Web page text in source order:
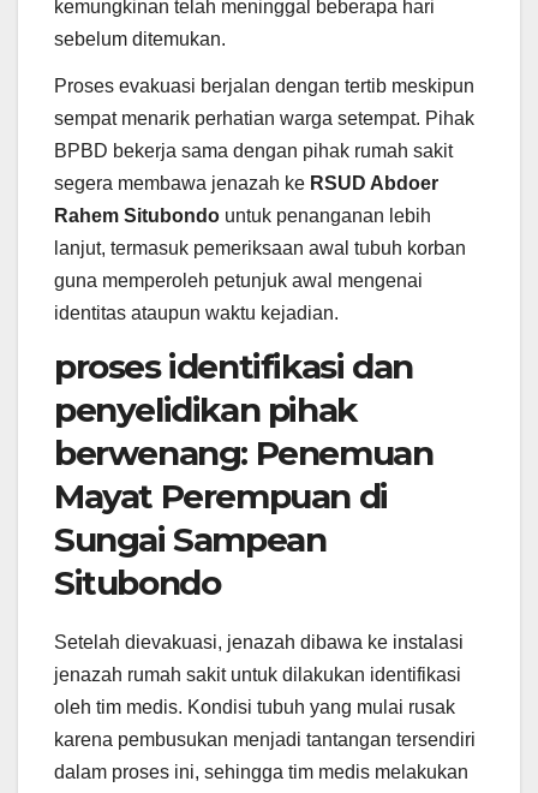
kemungkinan telah meninggal beberapa hari
sebelum ditemukan.
Proses evakuasi berjalan dengan tertib meskipun
sempat menarik perhatian warga setempat. Pihak
BPBD bekerja sama dengan pihak rumah sakit
segera membawa jenazah ke RSUD Abdoer
Rahem Situbondo untuk penanganan lebih
lanjut, termasuk pemeriksaan awal tubuh korban
guna memperoleh petunjuk awal mengenai
identitas ataupun waktu kejadian.
proses identifikasi dan
penyelidikan pihak
berwenang: Penemuan
Mayat Perempuan di
Sungai Sampean
Situbondo
Setelah dievakuasi, jenazah dibawa ke instalasi
jenazah rumah sakit untuk dilakukan identifikasi
oleh tim medis. Kondisi tubuh yang mulai rusak
karena pembusukan menjadi tantangan tersendiri
dalam proses ini, sehingga tim medis melakukan